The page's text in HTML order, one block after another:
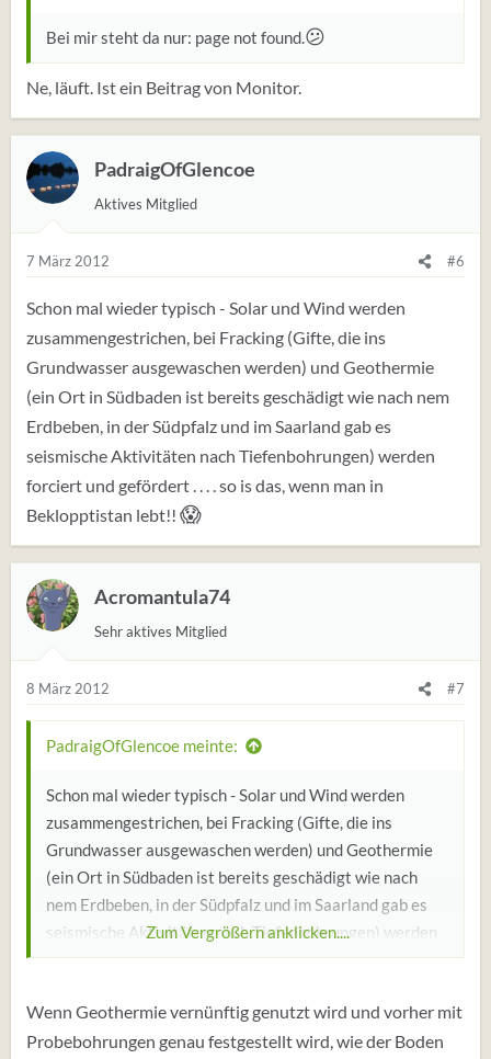
Bei mir steht da nur: page not found.😕
Ne, läuft. Ist ein Beitrag von Monitor.
PadraigOfGlencoe
Aktives Mitglied
7 März 2012 #6
Schon mal wieder typisch - Solar und Wind werden
zusammengestrichen, bei Fracking (Gifte, die ins
Grundwasser ausgewaschen werden) und Geothermie
(ein Ort in Südbaden ist bereits geschädigt wie nach nem
Erdbeben, in der Südpfalz und im Saarland gab es
seismische Aktivitäten nach Tiefenbohrungen) werden
forciert und gefördert . . . . so is das, wenn man in
Beklopptistan lebt!! 😱
Acromantula74
Sehr aktives Mitglied
8 März 2012 #7
PadraigOfGlencoe meinte:
Schon mal wieder typisch - Solar und Wind werden
zusammengestrichen, bei Fracking (Gifte, die ins
Grundwasser ausgewaschen werden) und Geothermie
(ein Ort in Südbaden ist bereits geschädigt wie nach
nem Erdbeben, in der Südpfalz und im Saarland gab es
seismische Aktivitäten nach Tiefenbohrungen) werden
forciert und gefördert . . . . so is das, wenn man in
Zum Vergrößern anklicken....
Wenn Geothermie vernünftig genutzt wird und vorher mit
Probebohrungen genau festgestellt wird, wie der Boden